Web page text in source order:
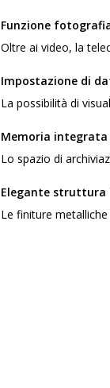
Funzione
Oltre ai video, la
Impostazione di
La possibilità di
Memoria integrata
Lo spazio di
Elegante struttura
Le finiture